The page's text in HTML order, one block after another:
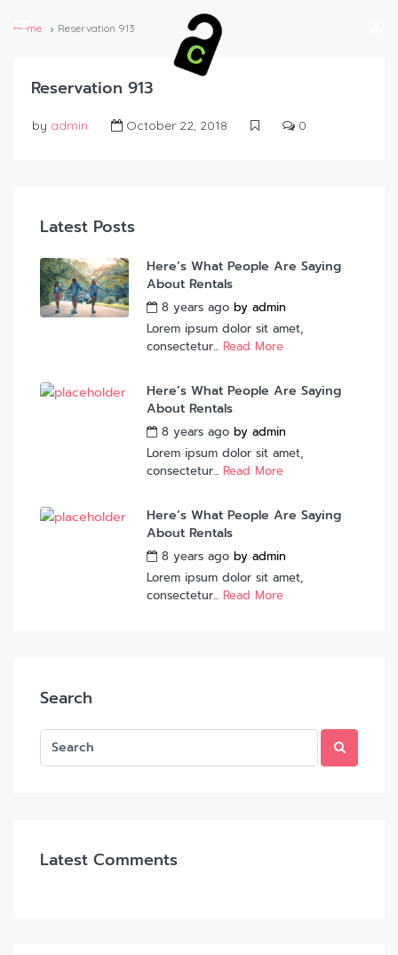
Home Reservation 913
Reservation 913
by admin October 22, 2018 0
Latest Posts
Here’s What People Are Saying
About Rentals
8 years ago by admin
Lorem ipsum dolor sit amet,
consectetur... Read More
Here’s What People Are Saying
About Rentals
8 years ago by admin
Lorem ipsum dolor sit amet,
consectetur... Read More
Here’s What People Are Saying
About Rentals
8 years ago by admin
Lorem ipsum dolor sit amet,
consectetur... Read More
Search
Latest Comments